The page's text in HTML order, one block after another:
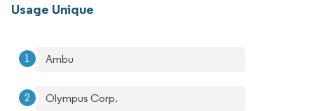
Usage Unique
Ambu
Olympus Corp.